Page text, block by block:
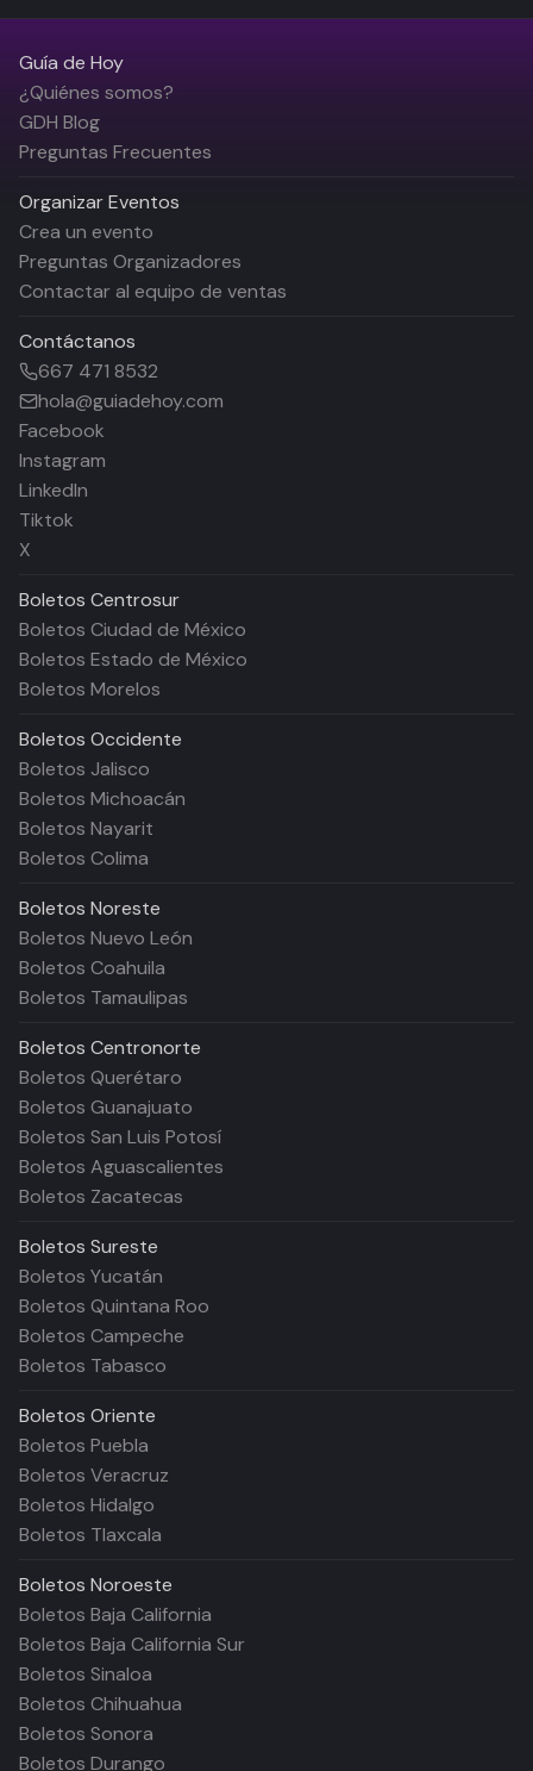
Guía de Hoy
¿Quiénes somos?
GDH Blog
Preguntas Frecuentes
Organizar Eventos
Crea un evento
Preguntas Organizadores
Contactar al equipo de ventas
Contáctanos
667 471 8532
hola@guiadehoy.com
Facebook
Instagram
LinkedIn
Tiktok
X
Boletos Centrosur
Boletos Ciudad de México
Boletos Estado de México
Boletos Morelos
Boletos Occidente
Boletos Jalisco
Boletos Michoacán
Boletos Nayarit
Boletos Colima
Boletos Noreste
Boletos Nuevo León
Boletos Coahuila
Boletos Tamaulipas
Boletos Centronorte
Boletos Querétaro
Boletos Guanajuato
Boletos San Luis Potosí
Boletos Aguascalientes
Boletos Zacatecas
Boletos Sureste
Boletos Yucatán
Boletos Quintana Roo
Boletos Campeche
Boletos Tabasco
Boletos Oriente
Boletos Puebla
Boletos Veracruz
Boletos Hidalgo
Boletos Tlaxcala
Boletos Noroeste
Boletos Baja California
Boletos Baja California Sur
Boletos Sinaloa
Boletos Chihuahua
Boletos Sonora
Boletos Durango